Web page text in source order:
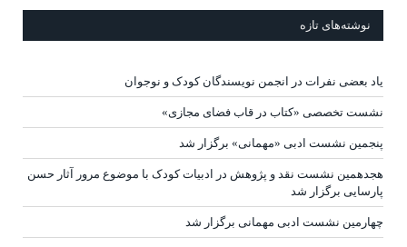
نوشته‌های تازه
یاد بعضی نفرات در انجمن نویسندگان کودک و نوجوان
نشست تخصصی «کتاب در قاب فضای مجازی»
پنجمین نشست ادبی «مهمانی» برگزار شد
هجدهمین نشست نقد و پژوهش در ادبیات کودک با موضوع مرور آثار حسن
پارسایی برگزار شد
چهارمین نشست ادبی مهمانی برگزار شد